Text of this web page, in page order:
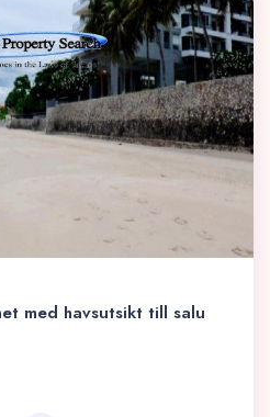
med havsutsikt till salu